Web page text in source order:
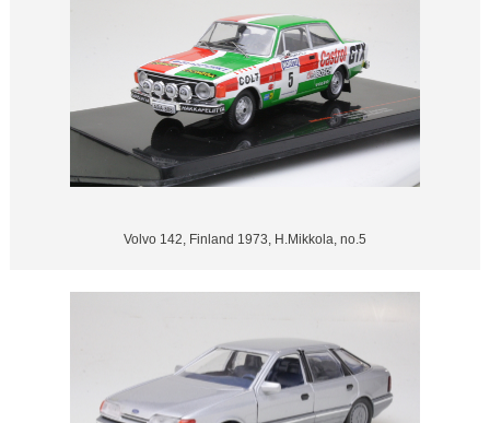
Volvo 142, Finland 1973, H.Mikkola, no.5